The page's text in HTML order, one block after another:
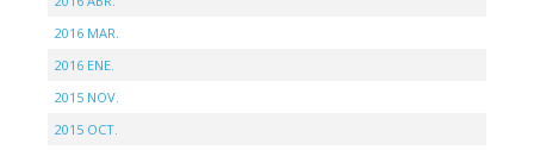
2016 MAR.
2016 ENE.
2015 NOV.
2015 OCT.